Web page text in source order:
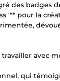
des badges
pour la
avec
qui